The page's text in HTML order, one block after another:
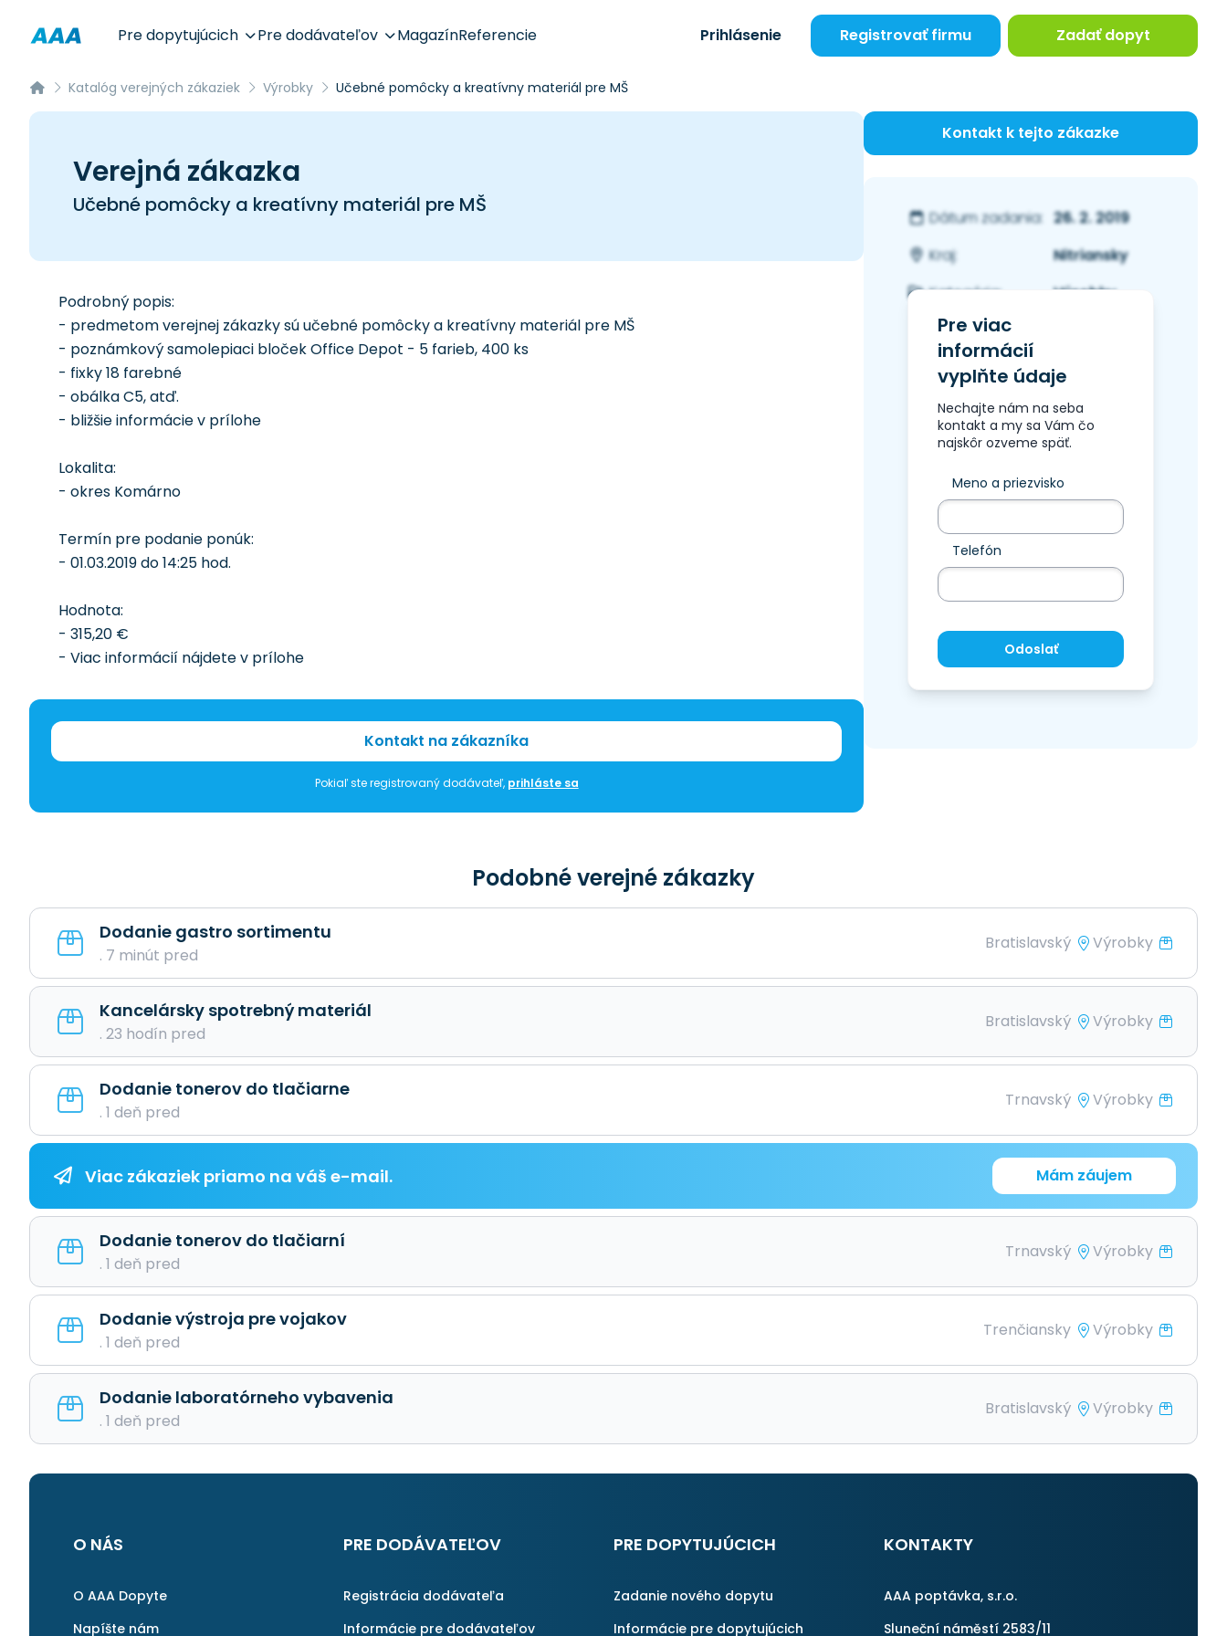
Pre dopytujúcich Pre dodávateľov MagazínReferencie Prihlásenie Registrovať firmu Zadať dopyt
Katalóg verejných zákaziek Výrobky Učebné pomôcky a kreatívny materiál pre MŠ
Verejná zákazka
Učebné pomôcky a kreatívny materiál pre MŠ
Podrobný popis:
- predmetom verejnej zákazky sú učebné pomôcky a kreatívny materiál pre MŠ
- poznámkový samolepiaci bloček Office Depot - 5 farieb, 400 ks
- fixky 18 farebné
- obálka C5, atď.
- bližšie informácie v prílohe
Lokalita:
- okres Komárno
Termín pre podanie ponúk:
- 01.03.2019 do 14:25 hod.
Hodnota:
- 315,20 €
- Viac informácií nájdete v prílohe
Kontakt na zákazníka
Pokiaľ ste registrovaný dodávateľ, prihláste sa
Kontakt k tejto zákazke
Dátum zadania: 26. 2. 2019
Kraj:
Nitriansky
Kategória:
Výrobky
Pre viac
informácií
vyplňte údaje
Nechajte nám na seba
kontakt a my sa Vám čo
najskôr ozveme späť.
Meno a priezvisko
Telefón
Odoslať
Podobné verejné zákazky
Dodanie gastro sortimentu
. 7 minút pred
Bratislavský Výrobky
Kancelársky spotrebný materiál
. 23 hodín pred
Bratislavský Výrobky
Dodanie tonerov do tlačiarne
. 1 deň pred
Trnavský Výrobky
Viac zákaziek priamo na váš e-mail. Mám záujem
Dodanie tonerov do tlačiarní
. 1 deň pred
Trnavský Výrobky
Dodanie výstroja pre vojakov
. 1 deň pred
Trenčiansky Výrobky
Dodanie laboratórneho vybavenia
. 1 deň pred
Bratislavský Výrobky
O NÁS
O AAA Dopyte
Napíšte nám
PRE DODÁVATEĽOV
Registrácia dodávateľa
Informácie pre dodávateľov
PRE DOPYTUJÚCICH
Zadanie nového dopytu
Informácie pre dopytujúcich
KONTAKTY
AAA poptávka, s.r.o.
Sluneční náměstí 2583/11